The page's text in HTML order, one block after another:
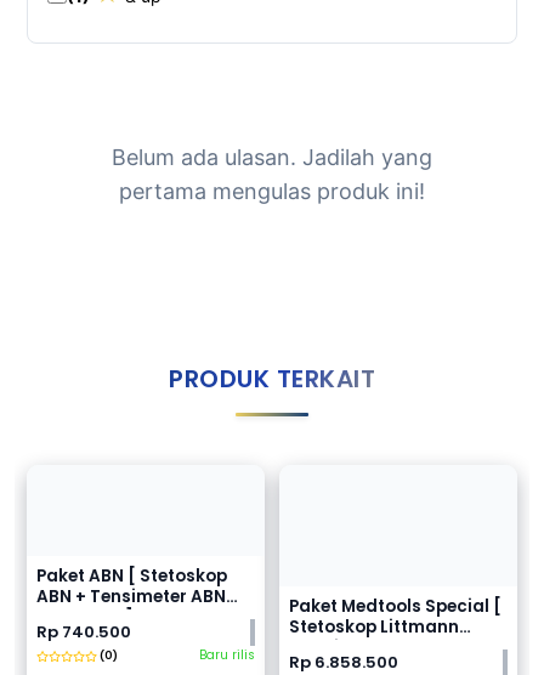
Belum ada ulasan. Jadilah yang
pertama mengulas produk ini!
PRODUK TERKAIT
Paket ABN [ Stetoskop
ABN + Tensimeter ABN
Spectrum ] - Medt...
Rp 740.500
(0) Baru rilis
Paket Medtools Special [
Stetoskop Littmann
Cardiology IV +...
Rp 6.858.500